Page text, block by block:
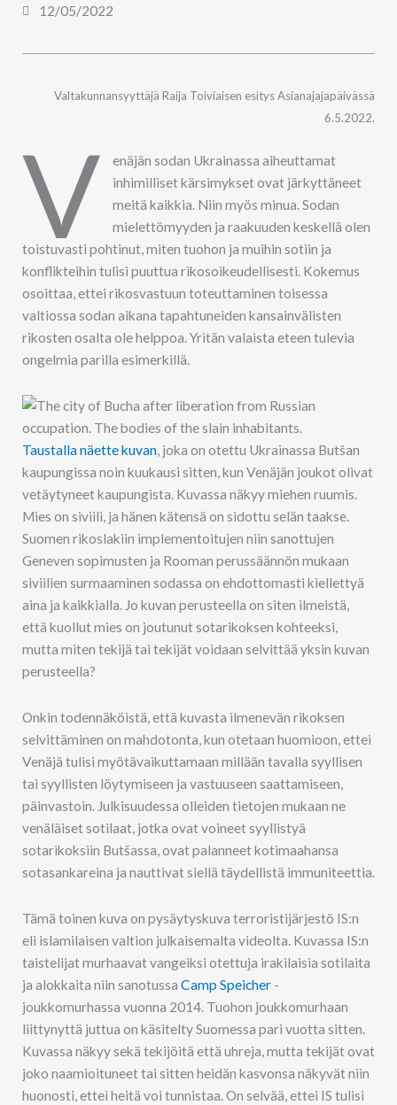
12/05/2022
Valtakunnansyyttäjä Raija Toiviaisen esitys Asianajajapäivässä
6.5.2022.
V
enäjän sodan Ukrainassa aiheuttamat
inhimilliset kärsimykset ovat järkyttäneet
meitä kaikkia. Niin myös minua. Sodan
mielettömyyden ja raakuuden keskellä olen
toistuvasti pohtinut, miten tuohon ja muihin sotiin ja
konflikteihin tulisi puuttua rikosoikeudellisesti. Kokemus
osoittaa, ettei rikosvastuun toteuttaminen toisessa
valtiossa sodan aikana tapahtuneiden kansainvälisten
rikosten osalta ole helppoa. Yritän valaista eteen tulevia
ongelmia parilla esimerkillä.
Taustalla näette kuvan, joka on otettu Ukrainassa Butšan
kaupungissa noin kuukausi sitten, kun Venäjän joukot olivat
vetäytyneet kaupungista. Kuvassa näkyy miehen ruumis.
Mies on siviili, ja hänen kätensä on sidottu selän taakse.
Suomen rikoslakiin implementoitujen niin sanottujen
Geneven sopimusten ja Rooman perussäännön mukaan
siviilien surmaaminen sodassa on ehdottomasti kiellettyä
aina ja kaikkialla. Jo kuvan perusteella on siten ilmeistä,
että kuollut mies on joutunut sotarikoksen kohteeksi,
mutta miten tekijä tai tekijät voidaan selvittää yksin kuvan
perusteella?
Onkin todennäköistä, että kuvasta ilmenevän rikoksen
selvittäminen on mahdotonta, kun otetaan huomioon, ettei
Venäjä tulisi myötävaikuttamaan millään tavalla syyllisen
tai syyllisten löytymiseen ja vastuuseen saattamiseen,
päinvastoin. Julkisuudessa olleiden tietojen mukaan ne
venäläiset sotilaat, jotka ovat voineet syyllistyä
sotarikoksiin Butšassa, ovat palanneet kotimaahansa
sotasankareina ja nauttivat siellä täydellistä immuniteettia.
Tämä toinen kuva on pysäytyskuva terroristijärjestö IS:n
eli islamilaisen valtion julkaisemalta videolta. Kuvassa IS:n
taistelijat murhaavat vangeiksi otettuja irakilaisia sotilaita
ja alokkaita niin sanotussa Camp Speicher -
joukkomurhassa vuonna 2014. Tuohon joukkomurhaan
liittynyttä juttua on käsitelty Suomessa pari vuotta sitten.
Kuvassa näkyy sekä tekijöitä että uhreja, mutta tekijät ovat
joko naamioituneet tai sitten heidän kasvonsa näkyvät niin
huonosti, ettei heitä voi tunnistaa. On selvää, ettei IS tulisi